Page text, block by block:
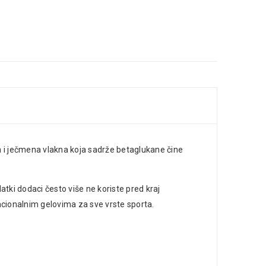
ječmena vlakna koja sadrže betaglukane čine
dodaci često više ne koriste pred kraj
gelovima za sve vrste sporta.